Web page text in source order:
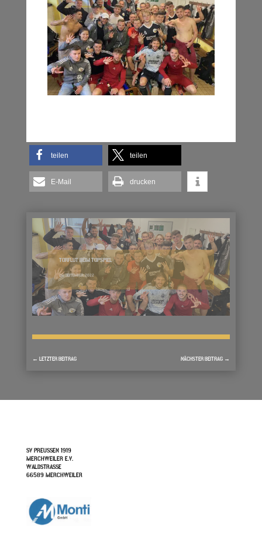
teilen teilen
E-Mail drucken
TORFLUT BEIM TOPSPIEL
26. SEPTEMBER 2022
← LETZTER BEITRAG NÄCHSTER BEITRAG →
SV PREUSSEN 1919
MERCHWEILER E.V.
WALDSTRASSE
66589 MERCHWEILER